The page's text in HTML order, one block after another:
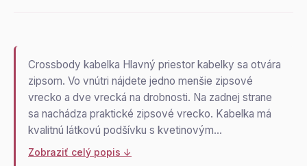
Crossbody kabelka Hlavný priestor kabelky sa otvára
zipsom. Vo vnútri nájdete jedno menšie zipsové
vrecko a dve vrecká na drobnosti. Na zadnej strane
sa nachádza praktické zipsové vrecko. Kabelka má
kvalitnú látkovú podšívku s kvetinovým…
Zobraziť celý popis ↓